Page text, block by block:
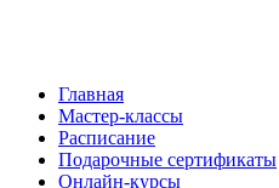
Главная
Мастер-классы
Расписание
Подарочные сертификаты
Онлайн-курсы